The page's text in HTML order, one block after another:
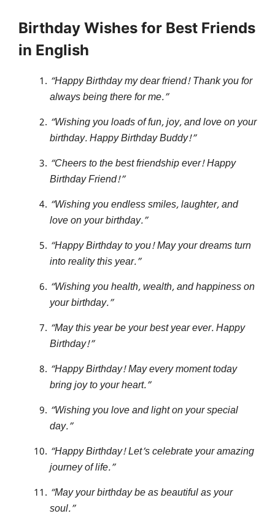
Birthday Wishes for Best Friends
in English
“Happy Birthday my dear friend! Thank you for
always being there for me.”
“Wishing you loads of fun, joy, and love on your
birthday. Happy Birthday Buddy!”
“Cheers to the best friendship ever! Happy
Birthday Friend!”
“Wishing you endless smiles, laughter, and
love on your birthday.”
“Happy Birthday to you! May your dreams turn
into reality this year.”
“Wishing you health, wealth, and happiness on
your birthday.”
“May this year be your best year ever. Happy
Birthday!”
“Happy Birthday! May every moment today
bring joy to your heart.”
“Wishing you love and light on your special
day.”
“Happy Birthday! Let’s celebrate your amazing
journey of life.”
“May your birthday be as beautiful as your
soul.”